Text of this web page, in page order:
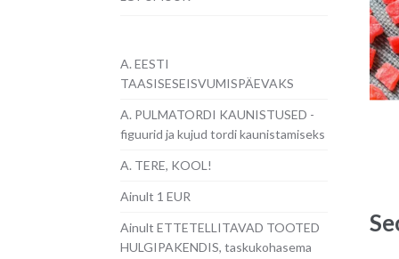
A. EESTI
TAASISESEISVUMISPÄEVAKS
A. PULMATORDI KAUNISTUSED -
figuurid ja kujud tordi kaunistamiseks
A. TERE, KOOL!
Ainult 1 EUR
Ainult ETTETELLITAVAD TOOTED
HULGIPAKENDIS, taskukohasema